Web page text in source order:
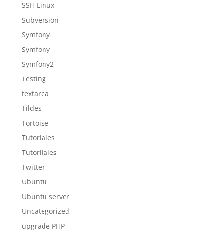
SSH Linux
Subversion
Symfony
Symfony
Symfony2
Testing
textarea
Tildes
Tortoise
Tutoriales
Tutoriiales
Twitter
Ubuntu
Ubuntu server
Uncategorized
upgrade PHP